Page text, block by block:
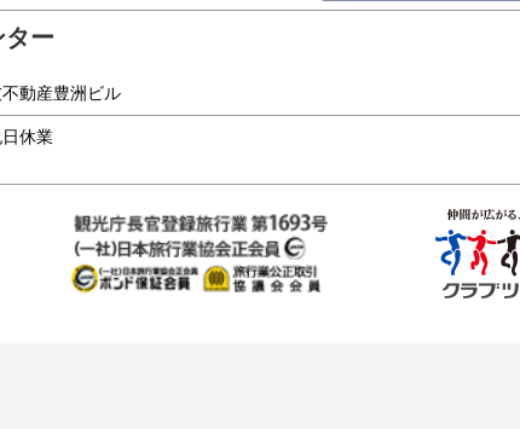
ー
動産豊洲ビル
休業